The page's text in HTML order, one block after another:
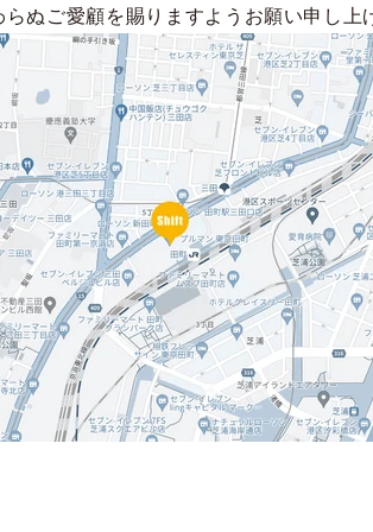
らぬご愛顧を賜りますようお願い申し上